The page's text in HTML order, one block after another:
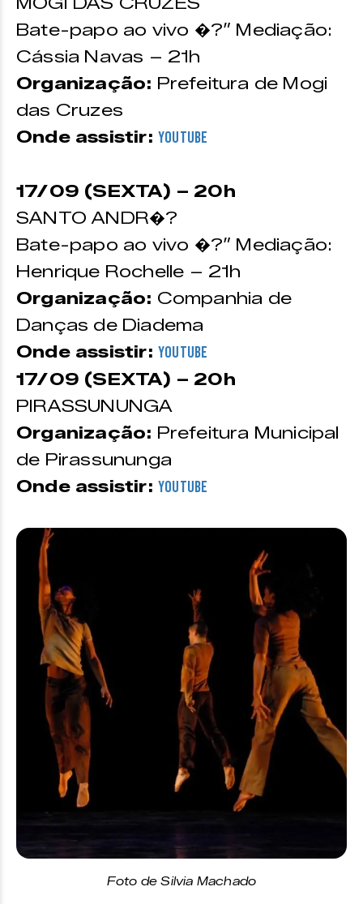
Bate-papo ao vivo �?” Mediação:
Cássia Navas – 21h
Organização: Prefeitura de Mogi
das Cruzes
Onde assistir: YouTube
17/09 (SEXTA) – 20h
SANTO ANDR�?
Bate-papo ao vivo �?” Mediação:
Henrique Rochelle – 21h
Organização: Companhia de
Danças de Diadema
Onde assistir: YouTube
17/09 (SEXTA) – 20h
PIRASSUNUNGA
Organização: Prefeitura Municipal
de Pirassununga
Onde assistir: YouTube
Foto de Silvia Machado